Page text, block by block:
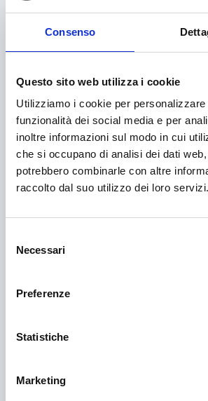
Consenso
Questo sito web utilizza i cookie
Utilizziamo i cookie per
funzionalità dei social media e per
inoltre informazioni sul modo in cui
che si occupano di analisi dei dati
potrebbero combinarle con altre
raccolto dal suo utilizzo dei loro servizi.
delNecessari
Preferenze
Statistiche
Marketing
Fotovoltaico
Gastronomia
Giustizia e sicurezza
Green economy
Impianti sportivi
Imprenditoria femminile
Inclusione Sociale e Solidarietà
Innovazione tecnologica,
Libro e lettura
Manifestazioni Sportive